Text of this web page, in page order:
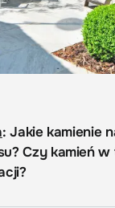
: Jakie kamienie
Czy kamień